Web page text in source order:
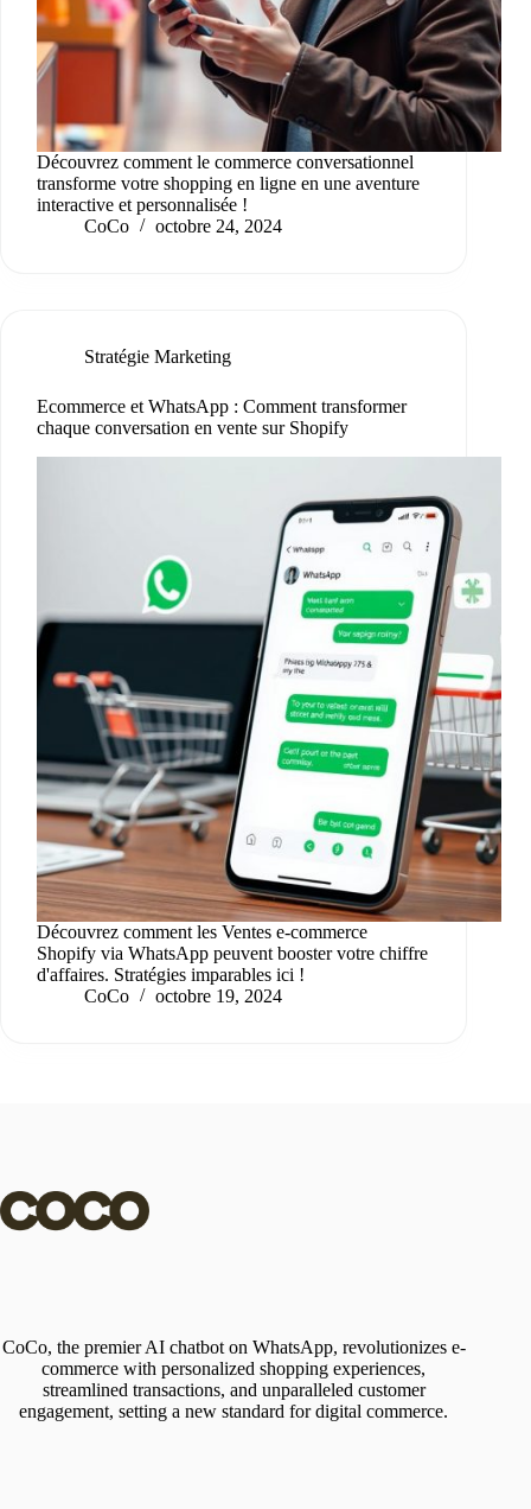
Découvrez comment le commerce conversationnel
transforme votre shopping en ligne en une aventure
interactive et personnalisée !
CoCo
octobre 24, 2024
Stratégie Marketing
Ecommerce et WhatsApp : Comment transformer
chaque conversation en vente sur Shopify
Découvrez comment les Ventes e-commerce
Shopify via WhatsApp peuvent booster votre chiffre
d'affaires. Stratégies imparables ici !
CoCo
octobre 19, 2024
CoCo, the premier AI chatbot on WhatsApp, revolutionizes e-
commerce with personalized shopping experiences,
streamlined transactions, and unparalleled customer
engagement, setting a new standard for digital commerce.